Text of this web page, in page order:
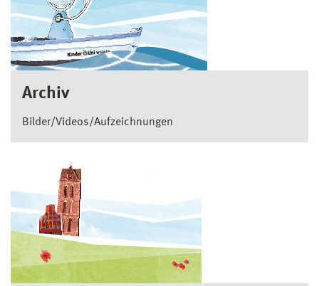
Archiv
Bilder/Videos/Aufzeichnungen